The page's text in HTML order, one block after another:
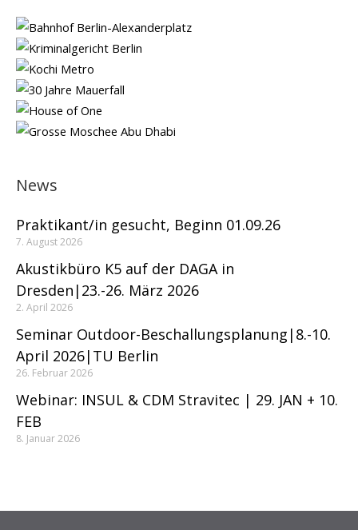
News
Praktikant/in gesucht, Beginn 01.09.26
7. August 2026
Akustikbüro K5 auf der DAGA in
Dresden|23.-26. März 2026
2. April 2026
Seminar Outdoor-Beschallungsplanung|8.-10.
April 2026|TU Berlin
26. Februar 2026
Webinar: INSUL & CDM Stravitec | 29. JAN + 10.
FEB
8. Januar 2026